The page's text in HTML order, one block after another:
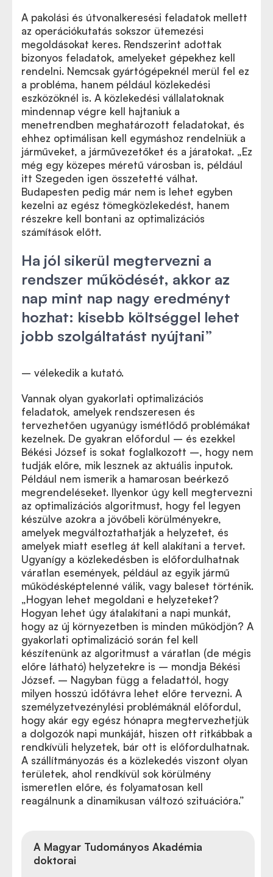
A pakolási és útvonalkeresési feladatok mellett
az operációkutatás sokszor ütemezési
megoldásokat keres. Rendszerint adottak
bizonyos feladatok, amelyeket gépekhez kell
rendelni. Nemcsak gyártógépeknél merül fel ez
a probléma, hanem például közlekedési
eszközöknél is. A közlekedési vállalatoknak
mindennap végre kell hajtaniuk a
menetrendben meghatározott feladatokat, és
ehhez optimálisan kell egymáshoz rendelniük a
járműveket, a járművezetőket és a járatokat. „Ez
még egy közepes méretű városban is, például
itt Szegeden igen összetetté válhat.
Budapesten pedig már nem is lehet egyben
kezelni az egész tömegközlekedést, hanem
részekre kell bontani az optimalizációs
számítások előtt.
Ha jól sikerül megtervezni a
rendszer működését, akkor az
nap mint nap nagy eredményt
hozhat: kisebb költséggel lehet
jobb szolgáltatást nyújtani”
– vélekedik a kutató.
Vannak olyan gyakorlati optimalizációs
feladatok, amelyek rendszeresen és
tervezhetően ugyanúgy ismétlődő problémákat
kezelnek. De gyakran előfordul – és ezekkel
Békési József is sokat foglalkozott –, hogy nem
tudják előre, mik lesznek az aktuális inputok.
Például nem ismerik a hamarosan beérkező
megrendeléseket. Ilyenkor úgy kell megtervezni
az optimalizációs algoritmust, hogy fel legyen
készülve azokra a jövőbeli körülményekre,
amelyek megváltoztathatják a helyzetet, és
amelyek miatt esetleg át kell alakítani a tervet.
Ugyanígy a közlekedésben is előfordulhatnak
váratlan események, például az egyik jármű
működésképtelenné válik, vagy baleset történik.
„Hogyan lehet megoldani e helyzeteket?
Hogyan lehet úgy átalakítani a napi munkát,
hogy az új környezetben is minden működjön? A
gyakorlati optimalizáció során fel kell
készítenünk az algoritmust a váratlan (de mégis
előre látható) helyzetekre is – mondja Békési
József. – Nagyban függ a feladattól, hogy
milyen hosszú időtávra lehet előre tervezni. A
személyzetvezénylési problémáknál előfordul,
hogy akár egy egész hónapra megtervezhetjük
a dolgozók napi munkáját, hiszen ott ritkábbak a
rendkívüli helyzetek, bár ott is előfordulhatnak.
A szállítmányozás és a közlekedés viszont olyan
területek, ahol rendkívül sok körülmény
ismeretlen előre, és folyamatosan kell
reagálnunk a dinamikusan változó szituációra.”
A Magyar Tudományos Akadémia
doktorai